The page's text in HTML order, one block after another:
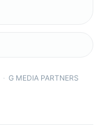
· G MEDIA PARTNERS